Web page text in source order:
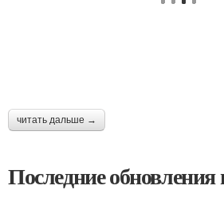
читать дальше →
Последние обновления